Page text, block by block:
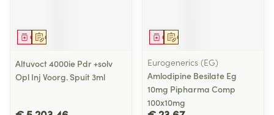
Op voorschrift
Geneesmiddel
Altuvoct 4000ie Pdr +solv
Opl Inj Voorg. Spuit 3ml
Op voorschrift
Geneesmiddel
Eurogenerics (EG)
Amlodipine Besilate Eg
10mg Pipharma Comp
100x10mg